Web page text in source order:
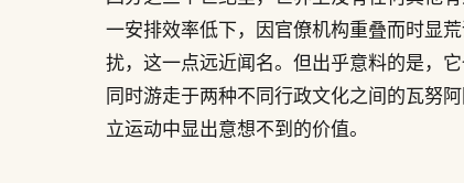
一安排效率低下，因官僚机构重叠而时显
扰，这一点远近闻名。但出乎意料的是，
同时游走于两种不同行政文化之间的瓦努
立运动中显出意想不到的价值。